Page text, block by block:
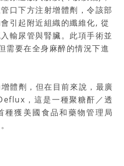
口下方注射增體劑，令該部
引起附近組織的纖維化, 從
輸尿管與腎臟。此項手術並
需要在全身麻醉的情況下進
體劑，但在目前來說，最廣
，這是一種聚糖酐／透
種獲美國食品和藥物管理局